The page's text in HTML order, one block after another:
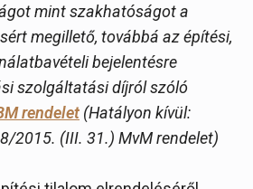
mint szakhatóságot a
megillető, továbbá az építési,
bejelentésre
szolgáltatási díjról szóló
rendelet (Hatályon kívül:
2015. (III. 31.) MvM rendelet)